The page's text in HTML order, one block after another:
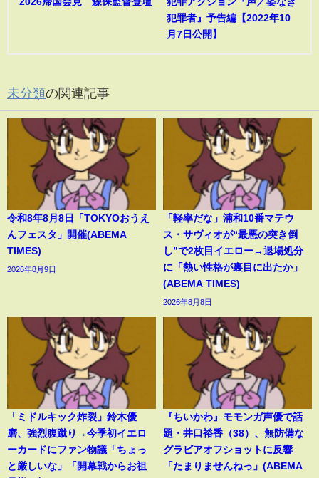
犯罪者』予告編【2022年10
月7日公開】
未分類の関連記事
令和8年8月8日「TOKYOおうえ
んフェスタ」開催(ABEMA
TIMES)
2026年8月9日
「軽率だな」浦和10番マテウ
ス・サヴィオが“最悪の突き倒
し”で2枚目イエロー→退場処分
に「熱い性格が裏目に出たか」
(ABEMA TIMES)
2026年8月8日
「ミドルキック炸裂」鈴木優
磨、強烈腹蹴り→今季初イエロ
ーカードにファン物議「ちょっ
と厳しいな」「開幕戦からお祖
『ちいかわ』モモンガ声優で話
題・井口裕香（38）、無防備な
グラビアオフショットに反響
「たまりませんねっ」(ABEMA